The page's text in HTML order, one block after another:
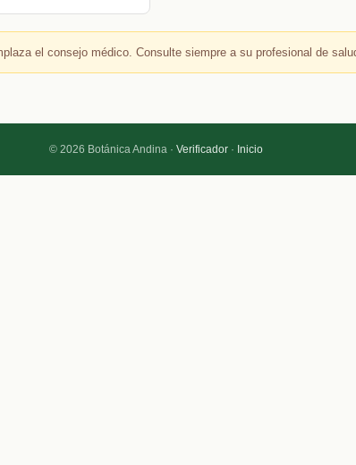
el consejo médico. Consulte siempre a su profesional de
© 2026 Botánica Andina · Verificador· Inicio